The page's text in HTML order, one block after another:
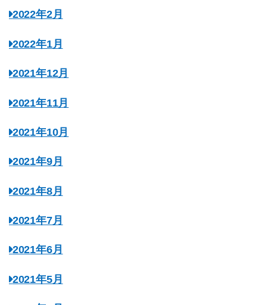
2022年2月
2022年1月
2021年12月
2021年11月
2021年10月
2021年9月
2021年8月
2021年7月
2021年6月
2021年5月